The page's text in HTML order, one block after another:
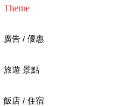
Theme
廣告 / 優惠
旅遊 景點
飯店 / 住宿